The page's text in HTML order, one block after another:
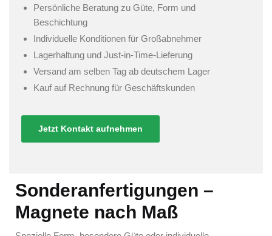
Persönliche Beratung zu Güte, Form und
Beschichtung
Individuelle Konditionen für Großabnehmer
Lagerhaltung und Just-in-Time-Lieferung
Versand am selben Tag ab deutschem Lager
Kauf auf Rechnung für Geschäftskunden
Jetzt Kontakt aufnehmen
Sonderanfertigungen –
Magnete nach Maß